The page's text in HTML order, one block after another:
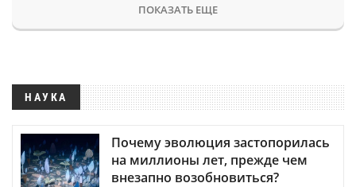
ПОКАЗАТЬ ЕЩЕ
НАУКА
Почему эволюция застопорилась
на миллионы лет, прежде чем
внезапно возобновиться?